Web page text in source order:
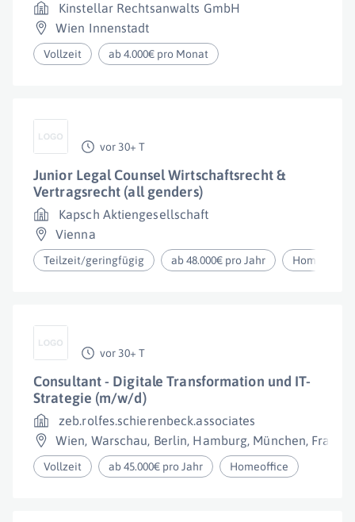
Kinstellar Rechtsanwalts GmbH
Wien Innenstadt
Vollzeit ab 4.000€ pro Monat
vor 30+ T
Junior Legal Counsel Wirtschaftsrecht &
Vertragsrecht (all genders)
Kapsch Aktiengesellschaft
Vienna
Teilzeit/geringfügig ab 48.000€ pro Jahr Homeoffice
vor 30+ T
Consultant - Digitale Transformation und IT-
Strategie (m/w/d)
zeb.rolfes.schierenbeck.associates
Wien, Warschau, Berlin, Hamburg, München,
Vollzeit ab 45.000€ pro Jahr Homeoffice